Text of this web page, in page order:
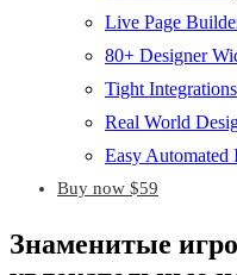
Live Page
80+ Designer
Tight Integrations
Real World
Easy Automated
Buy now $59
Знаменитые